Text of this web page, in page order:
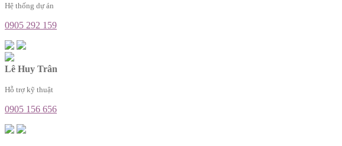
Hệ thống dự án
0905 292 159
Lê Huy Trân
Hỗ trợ kỹ thuật
0905 156 656